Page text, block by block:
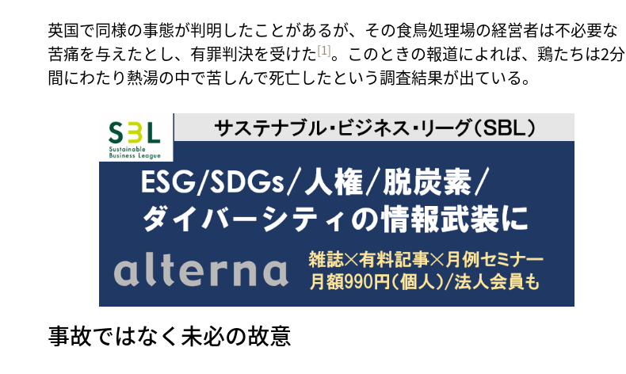
英国で同様の事態が判明したことがあるが、その食鳥処理場の経営者は不必要な
苦痛を与えたとし、有罪判決を受けた[1]。このときの報道によれば、鶏たちは2分
間にわたり熱湯の中で苦しんで死亡したという調査結果が出ている。
事故ではなく未必の故意